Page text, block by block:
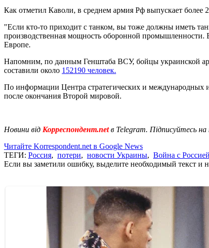
Как отметил Каволи, в среднем армия Рф выпускает более
"Если кто-то приходит с танком, вы тоже должны иметь
производственная мощность оборонной
Европе.
Напомним, по данным Генштаба ВСУ, бойцы украинской
составили около 152190 человек.
По информации Центра стратегических и международных
после окончания Второй мировой.
Новини від Корреспондент.netв Telegram. Підписуйтесь
Читайте Korrespondent.net в Google News
ТЕГИ: Россия, потери, новости Украины, Война с Россией
Если вы заметили ошибку, выделите необходимый текст и